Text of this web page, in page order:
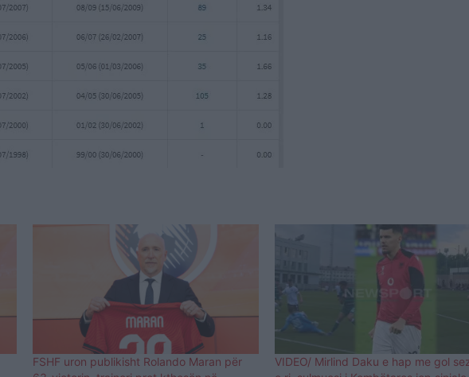
FSHF uron publikisht Rolando Maran për
VIDEO/ Mirlind Daku e hap me gol